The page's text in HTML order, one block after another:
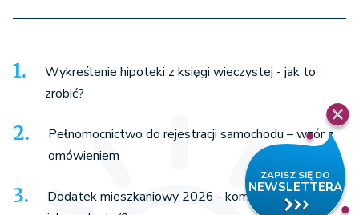
Wykreślenie hipoteki z księgi wieczystej - jak to
zrobić?
Pełnomocnictwo do rejestracji samochodu – wzór z
omówieniem
Dodatek mieszkaniowy 2026 - komu przysługuje i